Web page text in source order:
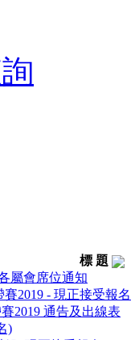
標 題
屬會席位通知
2019 - 現正接受報名
2019 通告及出線表
)